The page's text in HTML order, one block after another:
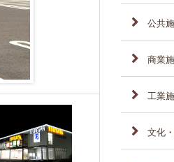
公共
商業
工業
文化